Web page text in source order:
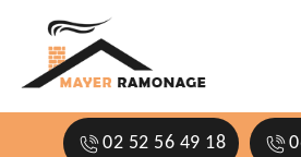
02 52 56 49 18